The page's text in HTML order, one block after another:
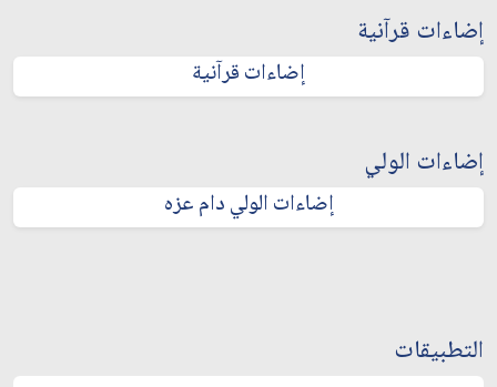
إضاءات قرآنية
إضاءات قرآنية
إضاءات الولي
إضاءات الولي دام عزه
التطبيقات